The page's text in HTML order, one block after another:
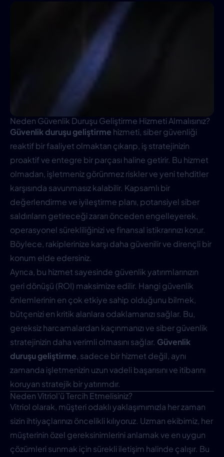
Neden Güvenlik Duruşu Geliştirme Hizmeti Almalısınız?
Güvenlik duruşu geliştirme hizmeti, siber güvenliği
reaktif bir faaliyet olmaktan çıkarıp, iş stratejinizin
proaktif ve entegre bir parçası haline getirir. Bu hizmet
olmadan, işletmeniz görünmez riskler ve yeni tehditler
karşısında savunmasız kalabilir. Kapsamlı bir
değerlendirme ve iyileştirme planı, potansiyel siber
saldırıların getireceği zararı önceden engelleyerek,
operasyonel sürekliliğinizi ve finansal istikrarınızı korur.
Böylece, rakiplerinize karşı daha güvenilir ve dirençli bir
konum elde edersiniz.
Ayrıca, bu hizmet sayesinde güvenlik yatırımlarınızın
geri dönüşü (ROI) maksimize edilir. Hangi güvenlik
önlemlerinin en çok etkiye sahip olduğunu bilmek,
bütçenizi en kritik alanlara odaklamanızı sağlar. Bu,
gereksiz harcamalardan kaçınmanızı ve siber güvenlik
stratejinizin daha verimli olmasını sağlar. Güvenlik
duruşu geliştirme, sadece bir hizmet değil, aynı
zamanda işletmenizin uzun vadeli başarısını ve itibarını
koruyan stratejik bir yatırımdır.
Neden Vitriol’ü Tercih Etmelisiniz?
Vitriol olarak, müşteri odaklı yaklaşımımızla her zaman
sizin ihtiyaçlarınızı öncelikli kılıyoruz. Uzman ekibimiz, her
müşterinin özel gereksinimlerini anlamak ve en uygun
çözümleri sunmak için sürekli iletişim halinde çalışır. Bu